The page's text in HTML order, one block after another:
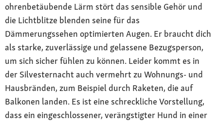
ohrenbetäubende Lärm stört das sensible Gehör und
die Lichtblitze blenden seine für das
Dämmerungssehen optimierten Augen. Er braucht dich
als starke, zuverlässige und gelassene Bezugsperson,
um sich sicher fühlen zu können. Leider kommt es in
der Silvesternacht auch vermehrt zu Wohnungs- und
Hausbränden, zum Beispiel durch Raketen, die auf
Balkonen landen. Es ist eine schreckliche Vorstellung,
dass ein eingeschlossener, verängstigter Hund in einer